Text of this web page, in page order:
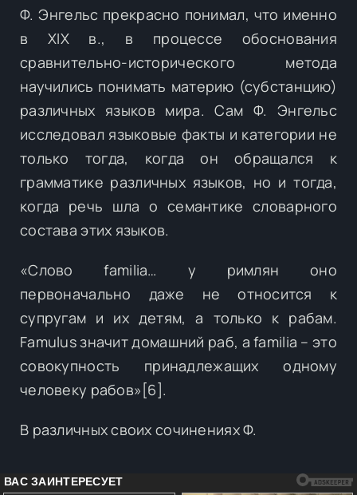
Ф. Энгельс прекрасно понимал, что именно
в XIX в., в процессе обоснования
сравнительно-исторического метода
научились понимать материю (субстанцию)
различных языков мира. Сам Ф. Энгельс
исследовал языковые факты и категории не
только тогда, когда он обращался к
грамматике различных языков, но и тогда,
когда речь шла о семантике словарного
состава этих языков.
«Слово familia… у римлян оно
первоначально даже не относится к
супругам и их детям, а только к рабам.
Famulus значит домашний раб, a familia – это
совокупность принадлежащих одному
человеку рабов»[6].
В различных своих сочинениях Ф.